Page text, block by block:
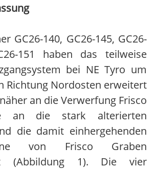
GC26-140, GC26-145, GC26-
151 haben das teilweise
bei NE Tyro um
Richtung Nordosten erweitert
an die Verwerfung Frisco
an die stark alterierten
die damit einhergehenden
von Frisco Graben
(Abbildung 1). Die vier